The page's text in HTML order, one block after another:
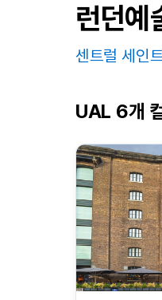
런던예
센트럴 세인
UAL 6개